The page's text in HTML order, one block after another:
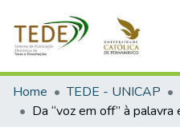
Communities & Collections
All of DSpace
Home TEDE - UNICAP